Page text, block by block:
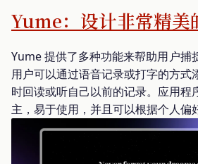
Yume：设计非常精
Yume 提供了多种功能来帮助用户捕
用户可以通过语音记录或打字的方式
时回读或听自己以前的记录。应用程
主，易于使用，并且可以根据个人偏